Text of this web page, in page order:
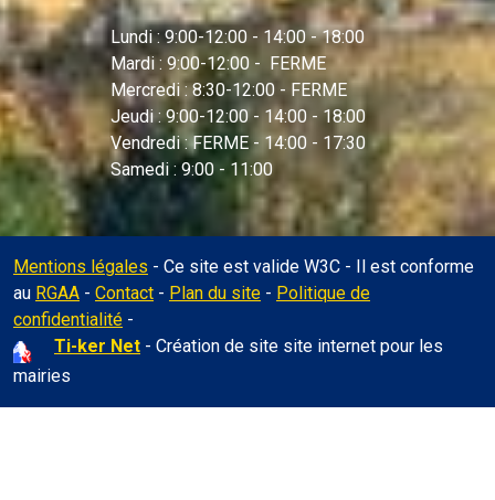
Lundi : 9:00-12:00 - 14:00 - 18:00
Mardi : 9:00-12:00 - FERME
Mercredi : 8:30-12:00 - FERME
Jeudi : 9:00-12:00 - 14:00 - 18:00
Vendredi : FERME - 14:00 - 17:30
Samedi : 9:00 - 11:00
Mentions légales - Ce site est valide W3C - Il est conforme
au RGAA - Contact - Plan du site - Politique de
confidentialité -
Ti-ker Net - Création de site site internet pour les
mairies